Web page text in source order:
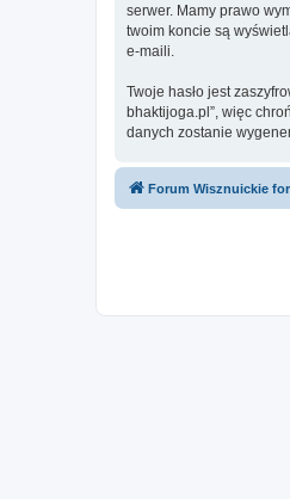
serwer. Mamy prawo
twoim koncie są
e-maili.
Twoje hasło jest
bhaktijoga.pl”, więc
danych zostanie
Forum Wisznuickie